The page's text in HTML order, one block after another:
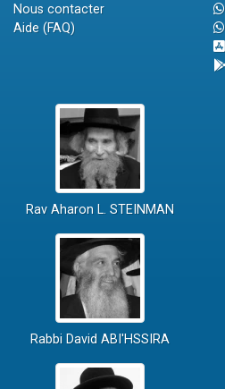
Nous contacter
Aide (FAQ)
Rav Aharon L. STEINMAN
Rabbi David ABI'HSSIRA